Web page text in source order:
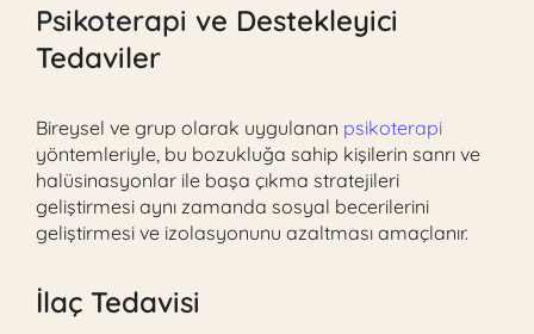
Psikoterapi ve Destekleyici
Tedaviler
Bireysel ve grup olarak uygulanan psikoterapi
yöntemleriyle, bu bozukluğa sahip kişilerin sanrı ve
halüsinasyonlar ile başa çıkma stratejileri
geliştirmesi aynı zamanda sosyal becerilerini
geliştirmesi ve izolasyonunu azaltması amaçlanır.
İlaç Tedavisi